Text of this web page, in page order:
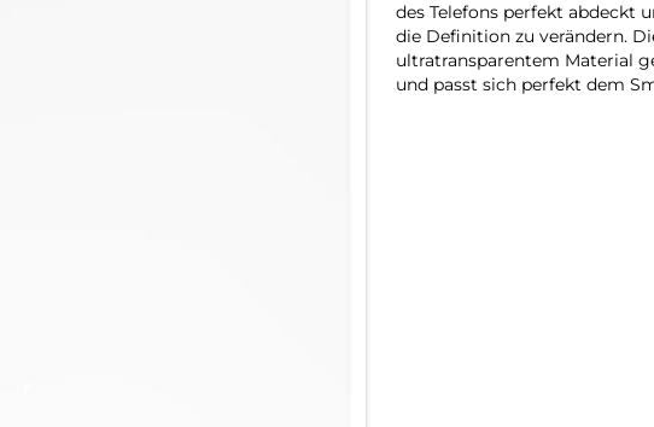
des Telefons perfekt abdeckt
die Definition zu verändern.
ultratransparentem Material
und passt sich perfekt dem